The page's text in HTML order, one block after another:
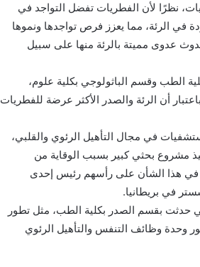
نظرًا لأن الفطريات تفضل التواجد في
في الرئة، مما يعزز فرص تواجدها ونموها
عدوى مميتة بالرئة منها على سبيل
الطب وقسم الباثولوجي بكلية علوم،
أن الرئة والصدر الأكثر عرضة للفطريات
في مجال التأهيل الرئوي والقلبي،
مشروع بحثي كبير بسبب الوقاية من
في هذا الشأن على رأسهم رئيس إحدى
في بريطانيا.
حدثت بقسم الصدر بكلية الطب، مثل تطور
وحدة وظائف التنفس والتأهيل الرئوي